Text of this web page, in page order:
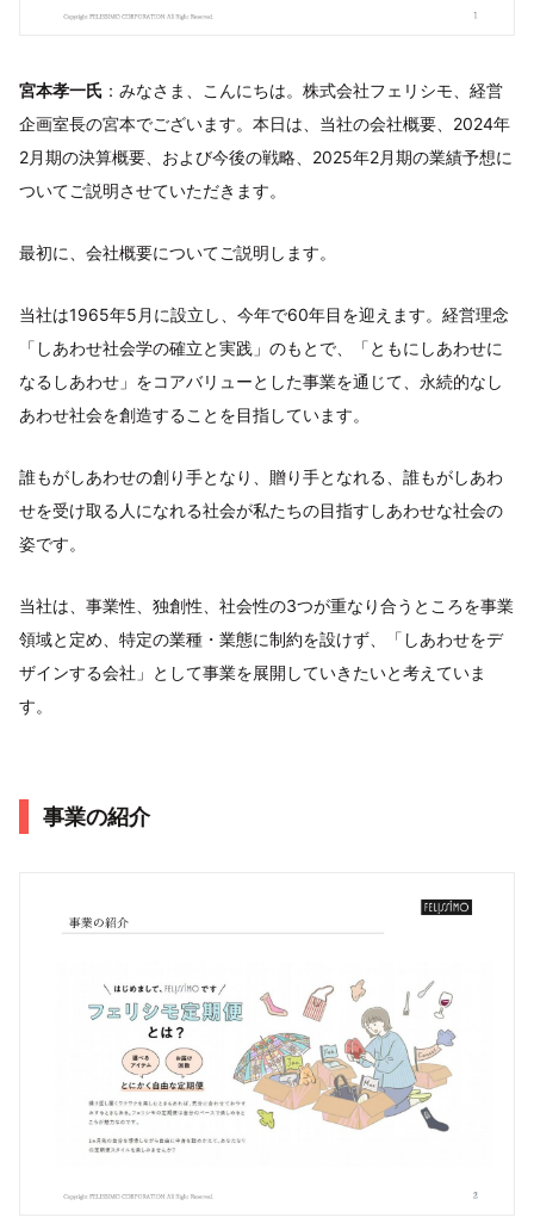
宮本孝一氏 ：みなさま、こんにちは。株式会社フェリシモ、経営
企画室長の宮本でございます。本日は、当社の会社概要、2024年
2月期の決算概要、および今後の戦略、2025年2月期の業績予想に
ついてご説明させていただきます。
最初に、会社概要についてご説明します。
当社は1965年5月に設立し、今年で60年目を迎えます。経営理念
「しあわせ社会学の確立と実践」のもとで、「ともにしあわせに
なるしあわせ」をコアバリューとした事業を通じて、永続的なし
あわせ社会を創造することを目指しています。
誰もがしあわせの創り手となり、贈り手となれる、誰もがしあわ
せを受け取る人になれる社会が私たちの目指すしあわせな社会の
姿です。
当社は、事業性、独創性、社会性の3つが重なり合うところを事業
領域と定め、特定の業種・業態に制約を設けず、「しあわせをデ
ザインする会社」として事業を展開していきたいと考えていま
す。
事業の紹介